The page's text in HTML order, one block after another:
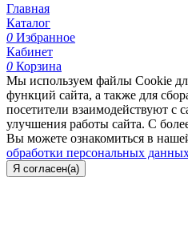
Главная
Каталог
0 Избранное
Кабинет
0 Корзина
Мы используем файлы Cookie
функций сайта, а также для
посетители взаимодействуют с
улучшения работы сайта. С
Вы можете ознакомиться в
обработки персональных
Я согласен(а)